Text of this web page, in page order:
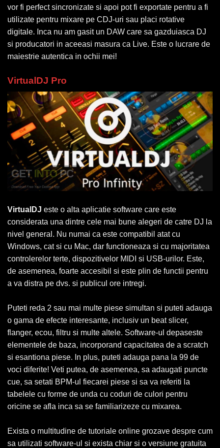
vor fi perfect sincronizate si apoi pot fi exportate pentru a fi
utilizate pentru mixare pe CDJ-uri sau placi rotative
digitale. Inca nu am gasit un DAW care sa gazduiasca DJ
si producatori in aceeasi masura ca Live. Este o lucrare de
maiestrie autentica in ochii mei!
VirtualDJ Pro
VirtualDJ este o alta aplicatie software care este
considerata una dintre cele mai bune alegeri de catre DJ la
nivel general. Nu numai ca este compatibil atat cu
Windows, cat si cu Mac, dar functioneaza si cu majoritatea
controlerelor terte, dispozitivelor MIDI si USB-urilor. Este,
de asemenea, foarte accesibil si este plin de functii pentru
a va distra pe dvs. si publicul ore intregi.
Puteti reda 2 sau mai multe piese simultan si puteti adauga
o gama de efecte interesante, inclusiv un beat slicer,
flanger, ecou, ​​filtru si multe altele. Software-ul depaseste
elementele de baza, incorporand capacitatea de a scratch
si esantiona piese. In plus, puteti adauga pana la 99 de
voci diferite! Veti putea, de asemenea, sa adaugati puncte
cue, sa setati BPM-ul fiecarei piese si sa va referiti la
tabelele cu forme de unda cu coduri de culori pentru
oricine se afla inca sa se familiarizeze cu mixarea.
Exista o multitudine de tutoriale online grozave despre cum
sa utilizati software-ul si exista chiar si o versiune gratuita